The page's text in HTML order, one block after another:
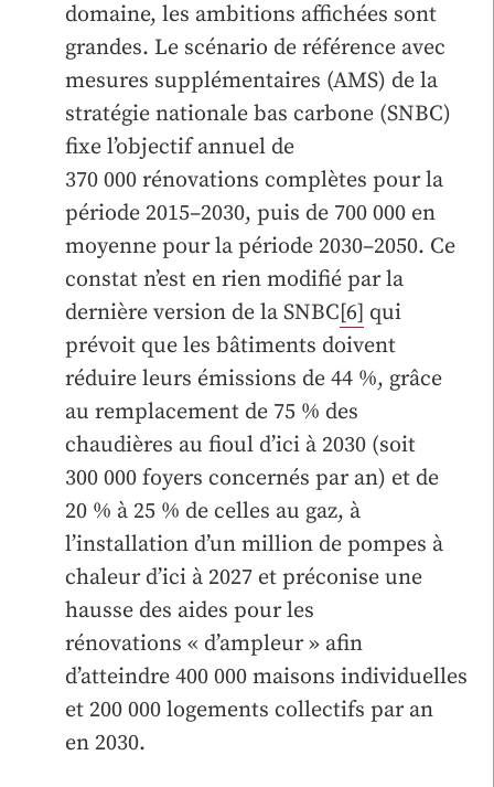
domaine, les ambitions affichées sont
grandes. Le scénario de référence avec
mesures supplémentaires (AMS) de la
stratégie nationale bas carbone (SNBC)
fixe l’objectif annuel de
370 000 rénovations complètes pour la
période 2015–2030, puis de 700 000 en
moyenne pour la période 2030–2050. Ce
constat n’est en rien modifié par la
dernière version de la SNBC[6] qui
prévoit que les bâtiments doivent
réduire leurs émissions de 44 %, grâce
au remplacement de 75 % des
chaudières au fioul d’ici à 2030 (soit
300 000 foyers concernés par an) et de
20 % à 25 % de celles au gaz, à
l’installation d’un million de pompes à
chaleur d’ici à 2027 et préconise une
hausse des aides pour les
rénovations « d’ampleur » afin
d’atteindre 400 000 maisons individuelles
et 200 000 logements collectifs par an
en 2030.